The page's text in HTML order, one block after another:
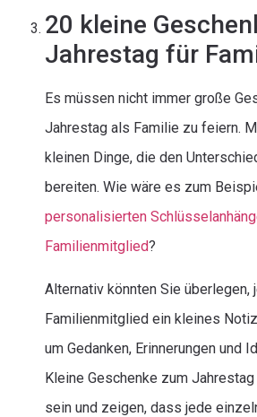
20 kleine
Jahrestag für
Es müssen nicht immer große
Jahrestag als Familie zu feiern.
kleinen Dinge, die den
bereiten. Wie wäre es zum
personalisierten
Familienmitglied?
Alternativ könnten Sie überlegen,
Familienmitglied ein kleines
um Gedanken, Erinnerungen und
Kleine Geschenke zum
sein und zeigen, dass jede